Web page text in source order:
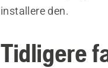
installere den.
Tidligere